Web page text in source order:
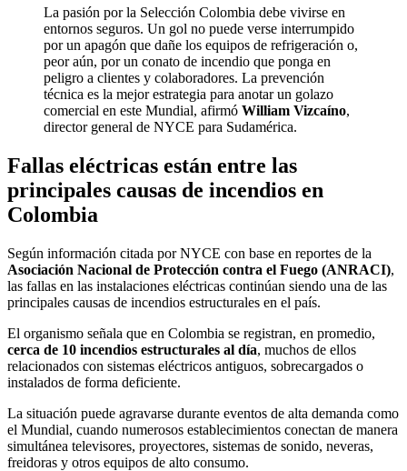
La pasión por la Selección Colombia debe vivirse en
entornos seguros. Un gol no puede verse interrumpido
por un apagón que dañe los equipos de refrigeración o,
peor aún, por un conato de incendio que ponga en
peligro a clientes y colaboradores. La prevención
técnica es la mejor estrategia para anotar un golazo
comercial en este Mundial, afirmó William Vizcaíno,
director general de NYCE para Sudamérica.
Fallas eléctricas están entre las
principales causas de incendios en
Colombia
Según información citada por NYCE con base en reportes de la
Asociación Nacional de Protección contra el Fuego (ANRACI),
las fallas en las instalaciones eléctricas continúan siendo una de las
principales causas de incendios estructurales en el país.
El organismo señala que en Colombia se registran, en promedio,
cerca de 10 incendios estructurales al día, muchos de ellos
relacionados con sistemas eléctricos antiguos, sobrecargados o
instalados de forma deficiente.
La situación puede agravarse durante eventos de alta demanda como
el Mundial, cuando numerosos establecimientos conectan de manera
simultánea televisores, proyectores, sistemas de sonido, neveras,
freidoras y otros equipos de alto consumo.